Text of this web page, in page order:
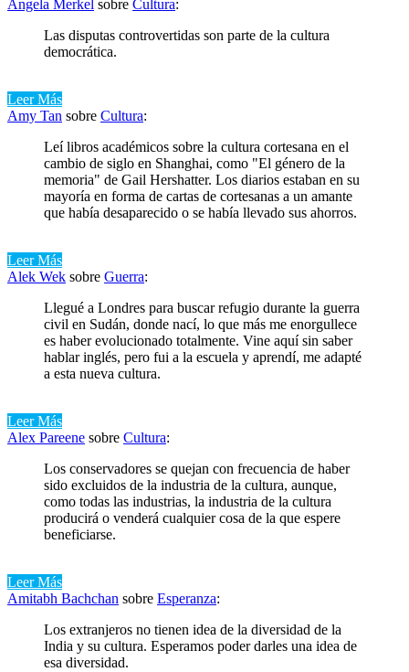
Angela Merkel sobre Cultura:
Las disputas controvertidas son parte de la cultura
democrática.
Leer Más
Amy Tan sobre Cultura:
Leí libros académicos sobre la cultura cortesana en el
cambio de siglo en Shanghai, como "El género de la
memoria" de Gail Hershatter. Los diarios estaban en su
mayoría en forma de cartas de cortesanas a un amante
que había desaparecido o se había llevado sus ahorros.
Leer Más
Alek Wek sobre Guerra:
Llegué a Londres para buscar refugio durante la guerra
civil en Sudán, donde nací, lo que más me enorgullece
es haber evolucionado totalmente. Vine aquí sin saber
hablar inglés, pero fui a la escuela y aprendí, me adapté
a esta nueva cultura.
Leer Más
Alex Pareene sobre Cultura:
Los conservadores se quejan con frecuencia de haber
sido excluidos de la industria de la cultura, aunque,
como todas las industrias, la industria de la cultura
producirá o venderá cualquier cosa de la que espere
beneficiarse.
Leer Más
Amitabh Bachchan sobre Esperanza:
Los extranjeros no tienen idea de la diversidad de la
India y su cultura. Esperamos poder darles una idea de
esa diversidad.